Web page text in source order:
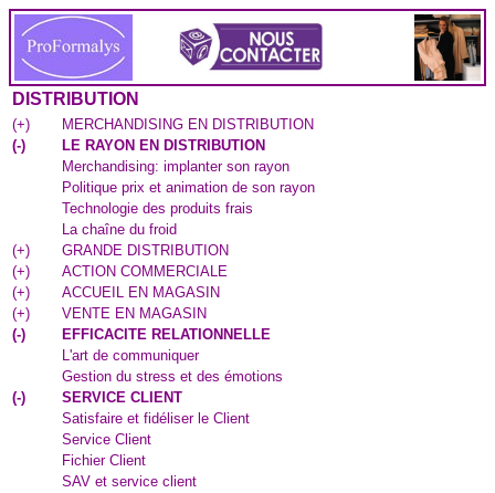
DISTRIBUTION
(+)
MERCHANDISING EN DISTRIBUTION
(-)
LE RAYON EN DISTRIBUTION
Merchandising: implanter son rayon
Politique prix et animation de son rayon
Technologie des produits frais
La chaîne du froid
(+)
GRANDE DISTRIBUTION
(+)
ACTION COMMERCIALE
(+)
ACCUEIL EN MAGASIN
(+)
VENTE EN MAGASIN
(-)
EFFICACITE RELATIONNELLE
L'art de communiquer
Gestion du stress et des émotions
(-)
SERVICE CLIENT
Satisfaire et fidéliser le Client
Service Client
Fichier Client
SAV et service client